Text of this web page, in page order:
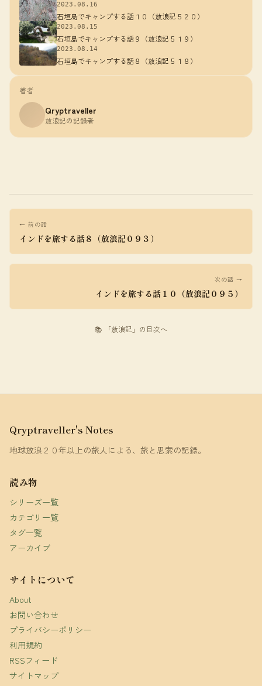
2023.08.16
石垣島でキャンプする話１０（放浪記５２０）
2023.08.15
石垣島でキャンプする話９（放浪記５１９）
2023.08.14
石垣島でキャンプする話８（放浪記５１８）
著者
Qryptraveller
放浪記の記録者
← 前の話
インドを旅する話８（放浪記０９３）
次の話 →
インドを旅する話１０（放浪記０９５）
📚 「放浪記」の目次へ
Qryptraveller's Notes
地球放浪２０年以上の旅人による、旅と思索の記録。
読み物
シリーズ一覧
カテゴリ一覧
タグ一覧
アーカイブ
サイトについて
About
お問い合わせ
プライバシーポリシー
利用規約
RSSフィード
サイトマップ